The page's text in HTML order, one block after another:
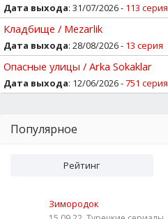
Дата выхода: 31/07/2026 - 113 серия
Кладбище / Mezarlik
Дата выхода: 28/08/2026 - 13 серия
Опасные улицы / Arka Sokaklar
Дата выхода: 12/06/2026 -751 серия
Популярное
Рейтинг
Зимородок